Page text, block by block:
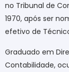
no Tribunal de
1970, após ser
efetivo de
Graduado em
Contabilidade,